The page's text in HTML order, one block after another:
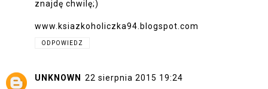
znajdę chwilę;)
www.ksiazkoholiczka94.blogspot.com
ODPOWIEDZ
UNKNOWN
22 sierpnia 2015 19:24